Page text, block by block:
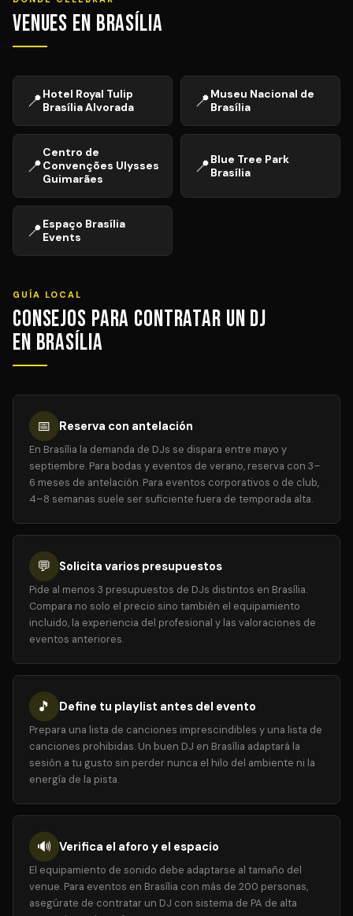
Venues en Brasília
📍Hotel Royal Tulip
Brasília Alvorada
📍Museu Nacional de
Brasília
📍
Centro de
Convenções Ulysses
Guimarães
📍Blue Tree Park
Brasília
📍Espaço Brasília
Events
GUÍA LOCAL
Consejos para Contratar un DJ
en Brasília
📅 Reserva con antelación
En Brasília la demanda de DJs se dispara entre mayo y
septiembre. Para bodas y eventos de verano, reserva con 3–
6 meses de antelación. Para eventos corporativos o de club,
4–8 semanas suele ser suficiente fuera de temporada alta.
💬 Solicita varios presupuestos
Pide al menos 3 presupuestos de DJs distintos en Brasília.
Compara no solo el precio sino también el equipamiento
incluido, la experiencia del profesional y las valoraciones de
eventos anteriores.
🎵 Define tu playlist antes del evento
Prepara una lista de canciones imprescindibles y una lista de
canciones prohibidas. Un buen DJ en Brasília adaptará la
sesión a tu gusto sin perder nunca el hilo del ambiente ni la
energía de la pista.
🔊 Verifica el aforo y el espacio
El equipamiento de sonido debe adaptarse al tamaño del
venue. Para eventos en Brasília con más de 200 personas,
asegúrate de contratar un DJ con sistema de PA de alta